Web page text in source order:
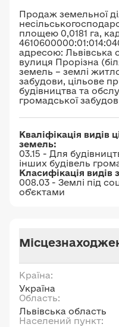
Продаж земельної
площею 0,0181 га,
адресою: Львівська
вулиця Прорізна
земель – землі
забудови, цільове
будівництва та
громадської
Кваліфікація видів
земель:
03.15 - Для
інших будівель
Класифікація видів
008.03 - Землі під
об'єктами
Країна:
Україна
Область:
Львівська область
Населений пункт: